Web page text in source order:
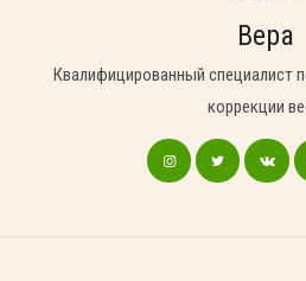
Вера
Квалифицированный специалист
коррекции